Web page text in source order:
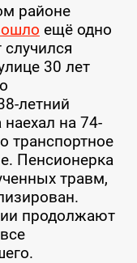
районе
ещё одно
30 лет
летний
на 74-
транспортное
Пенсионерка
травм,
продолжают